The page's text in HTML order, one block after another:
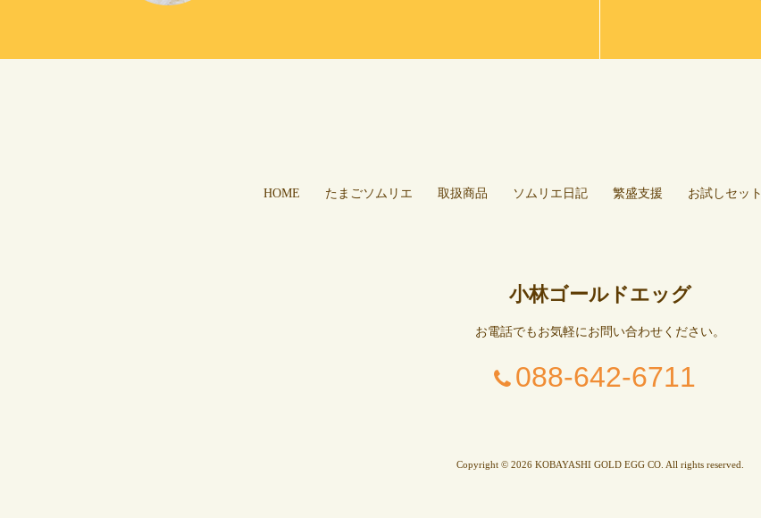
HOME たまごソムリエ 取扱商品 ソムリエ日記 繁盛支援 お試しセット
小林ゴールドエッグ
お電話でもお気軽にお問い合わせください。
088-642-6711
Copyright © 2026 KOBAYASHI GOLD EGG CO. All rights reserved.